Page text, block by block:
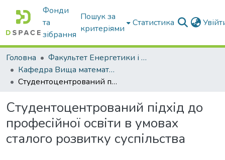
Фонди
та
зібрання
Пошук за
критеріями
Статистика
Головна
Факультет Енергетики і комп'ютерних технологій
Кафедра Вища математика та фізика
Студентоцентрований підхід до професійної освіти в умовах сталого розвитку суспільства
Студентоцентрований підхід до
професійної освіти в умовах
сталого розвитку суспільства